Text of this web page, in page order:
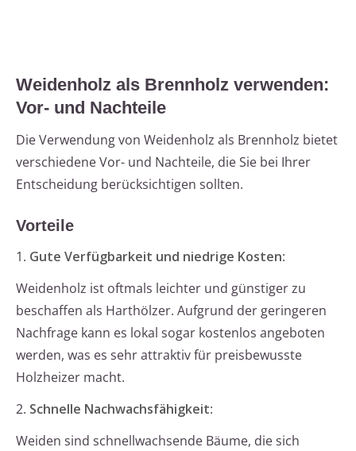
Weidenholz als Brennholz verwenden:
Vor- und Nachteile
Die Verwendung von Weidenholz als Brennholz bietet
verschiedene Vor- und Nachteile, die Sie bei Ihrer
Entscheidung berücksichtigen sollten.
Vorteile
1. Gute Verfügbarkeit und niedrige Kosten:
Weidenholz ist oftmals leichter und günstiger zu
beschaffen als Harthölzer. Aufgrund der geringeren
Nachfrage kann es lokal sogar kostenlos angeboten
werden, was es sehr attraktiv für preisbewusste
Holzheizer macht.
2. Schnelle Nachwachsfähigkeit:
Weiden sind schnellwachsende Bäume, die sich